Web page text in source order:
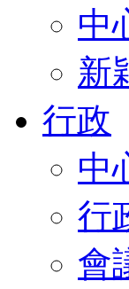
中
新
行政
中
行
會